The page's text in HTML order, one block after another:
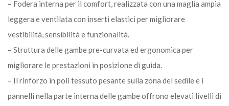
– Fodera interna per il comfort, realizzata con una maglia ampia
leggera e ventilata con inserti elastici per migliorare
vestibilità, sensibilità e funzionalità.
– Struttura delle gambe pre-curvata ed ergonomica per
migliorare le prestazioni in posizione di guida.
– Il rinforzo in poli tessuto pesante sulla zona del sedile e i
pannelli nella parte interna delle gambe offrono elevati livelli di